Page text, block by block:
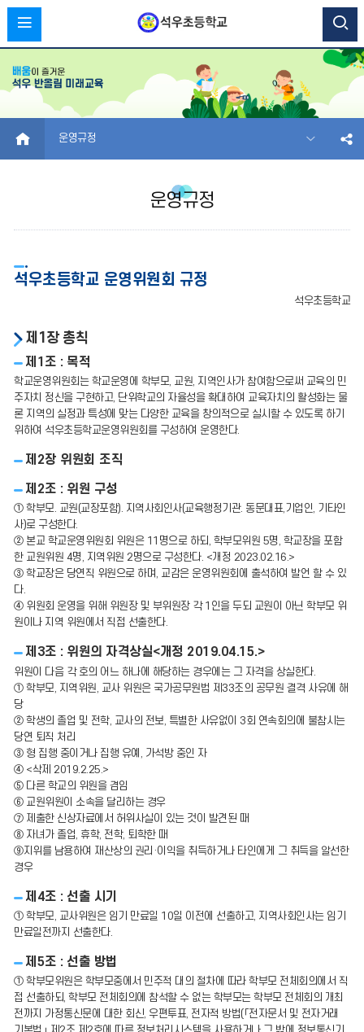
HOME 운영규정
운영규정
석우초등학교 운영위원회 규정
석우초등학교
제1장 총칙
제1조 : 목적
학교운영위원회는 학교운영에 학부모, 교원, 지역인사가 참여함으로써 교육의 민
주자치 정신을 구현하고, 단위학교의 자율성을 확대하여 교육자치의 활성화는 물
론 지역의 실정과 특성에 맞는 다양한 교육을 창의적으로 실시할 수 있도록 하기
위하여 석우초등학교운영위원회를 구성하여 운영한다.
제2장 위원회 조직
제2조 : 위원 구성
① 학부모. 교원(교장포함). 지역사회인사(교육행정기관. 동문대표,기업인, 기타인
사)로 구성한다.
② 본교 학교운영위원회 위원은 11명으로 하되, 학부모위원 5명, 학교장을 포함
한 교원위원 4명, 지역위원 2명으로 구성한다. <개정 2023.02.16.>
③ 학교장은 당연직 위원으로 하며, 교감은 운영위원회에 출석하여 발언 할 수 있
다.
④ 위원회 운영을 위해 위원장 및 부위원장 각 1인을 두되 교원이 아닌 학부모 위
원이나 지역 위원에서 직접 선출한다.
제3조 : 위원의 자격상실<개정 2019.04.15.>
위원이 다음 각 호의 어느 하나에 해당하는 경우에는 그 자격을 상실한다.
① 학부모, 지역위원, 교사 위원은 국가공무원법 제33조의 공무원 결격 사유에 해
당
② 학생의 졸업 및 전학, 교사의 전보, 특별한 사유없이 3회 연속회의에 불참시는
당연 퇴직 처리
③ 형 집행 중이거나 집행 유예, 가석방 중인 자
④ <삭제 2019.2.25.>
⑤ 다른 학교의 위원을 겸임
⑥ 교원위원이 소속을 달리하는 경우
⑦ 제출한 신상자료에서 허위사실이 있는 것이 발견된 때
⑧ 자녀가 졸업, 휴학, 전학, 퇴학한 때
⑨지위를 남용하여 재산상의 권리·이익을 취득하거나 타인에게 그 취득을 알선한
경우
제4조 : 선출 시기
① 학부모, 교사위원은 임기 만료일 10일 이전에 선출하고, 지역사회인사는 임기
만료일전까지 선출한다.
제5조 : 선출 방법
① 학부모위원은 학부모중에서 민주적 대의 절차에 따라 학부모 전체회의에서 직
접 선출하되, 학부모 전체회의에 참석할 수 없는 학부모는 학부모 전체회의 개최
전까지 가정통신문에 대한 회신, 우편투표, 전자적 방법(「전자문서 및 전자거래